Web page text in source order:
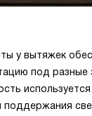
у вытяжек
под разные
используется
поддержания